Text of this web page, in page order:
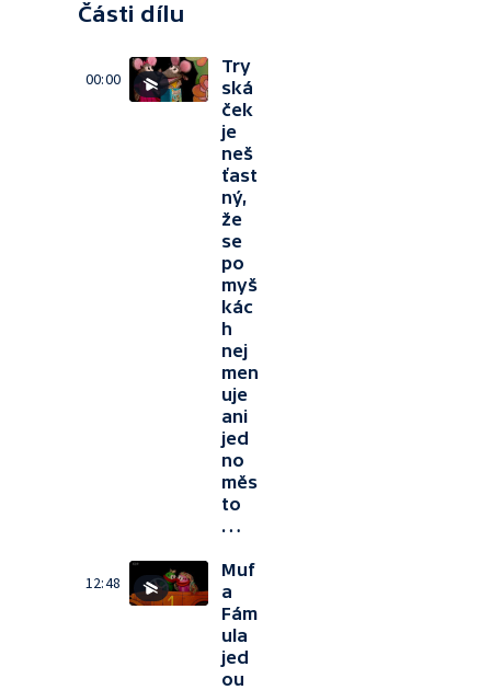
Části dílu
00:00
Try
ská
ček
je
neš
ťast
ný,
že
se
po
myš
kác
h
nej
men
uje
ani
jed
no
měs
to
…
12:48
Muf
a
Fám
ula
jed
ou